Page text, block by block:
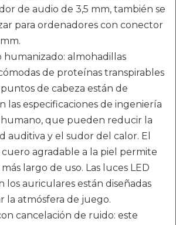
de audio de 3,5 mm, también se
para ordenadores con conector
humanizado: almohadillas
de proteínas transpirables
de cabeza están de
las especificaciones de ingeniería
que pueden reducir la
auditiva y el sudor del calor. El
agradable a la piel permite
largo de uso. Las luces LED
los auriculares están diseñadas
la atmósfera de juego.
cancelación de ruido: este